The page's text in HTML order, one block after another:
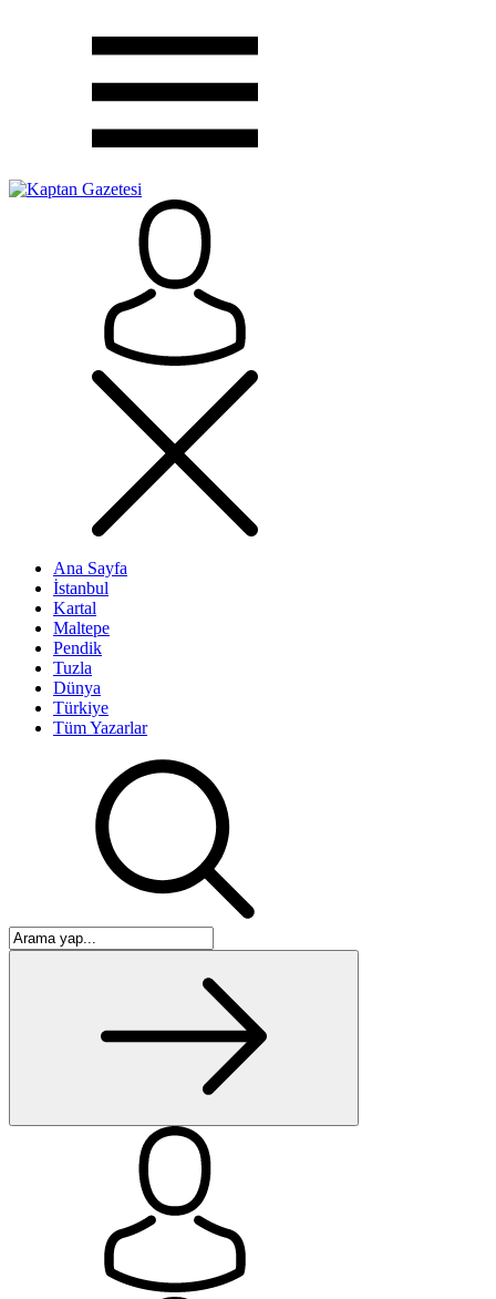
Ana Sayfa
İstanbul
Kartal
Maltepe
Pendik
Tuzla
Dünya
Türkiye
Tüm Yazarlar